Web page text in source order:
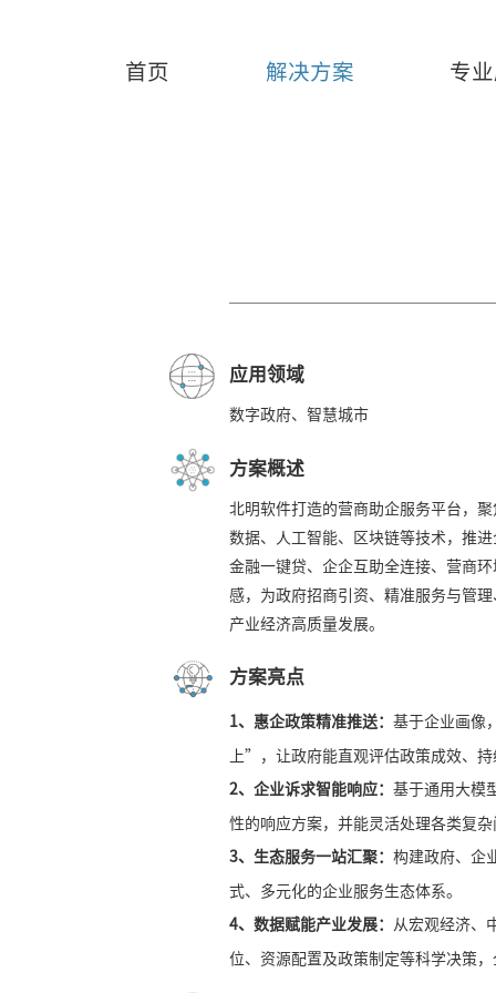
首页 解决方案 专
应用领域
数字政府、智慧城市
方案概述
北明软件打造的营商助企服务平台，
数据、人工智能、区块链等技术，推
金融一键贷、企企互助全连接、营商
感，为政府招商引资、精准服务与管
产业经济高质量发展。
方案亮点
1、惠企政策精准推送： 基于企业画像
上”，让政府能直观评估政策成效、
2、企业诉求智能响应： 基于通用大模
性的响应方案，并能灵活处理各类复
3、生态服务一站汇聚： 构建政府、企
式、多元化的企业服务生态体系。
4、数据赋能产业发展： 从宏观经济、
位、资源配置及政策制定等科学决策